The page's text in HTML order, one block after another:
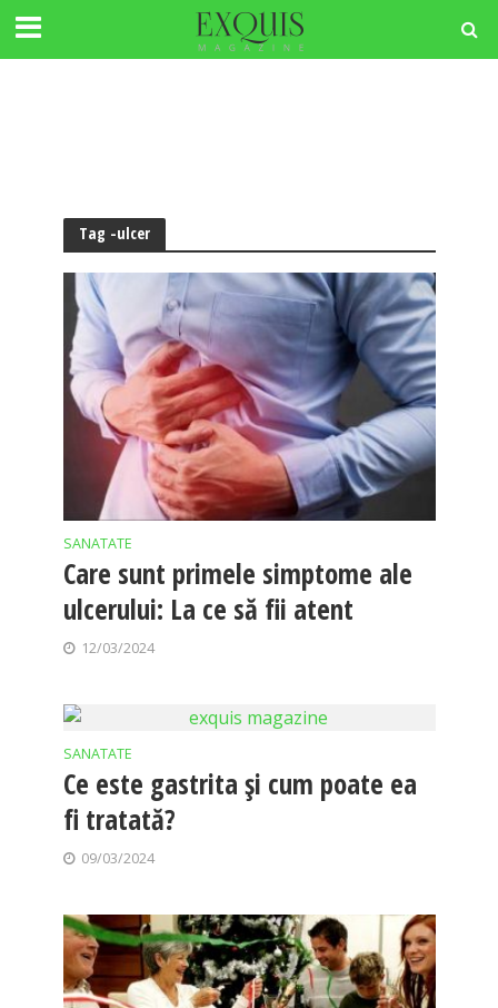
Tag -ulcer
SANATATE
Care sunt primele simptome ale
ulcerului: La ce să fii atent
12/03/2024
SANATATE
Ce este gastrita și cum poate ea
fi tratată?
09/03/2024